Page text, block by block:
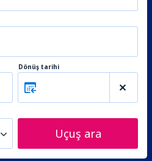
Dönüş tarihi
Uçuş ara